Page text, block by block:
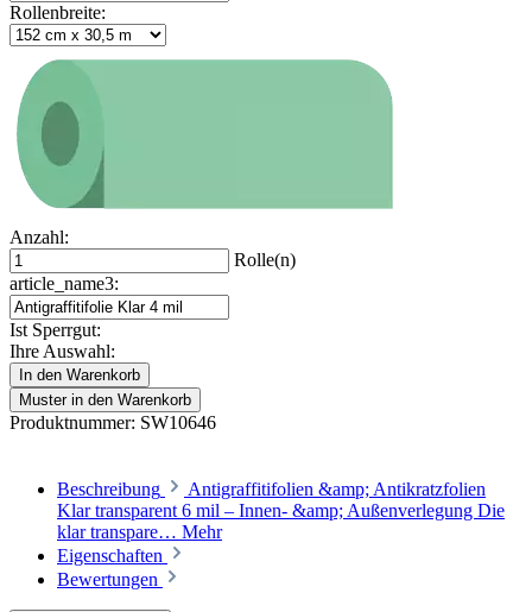
Rollenbreite:
Anzahl:
Rolle(n)
article_name3:
Ist Sperrgut:
Ihre Auswahl:
In den Warenkorb
Muster in den Warenkorb
Produktnummer: SW10646
Beschreibung
Antigraffitifolien &amp; Antikratzfolien
Klar transparent 6 mil – Innen- &amp; Außenverlegung Die
klar transpare… Mehr
Eigenschaften
Bewertungen